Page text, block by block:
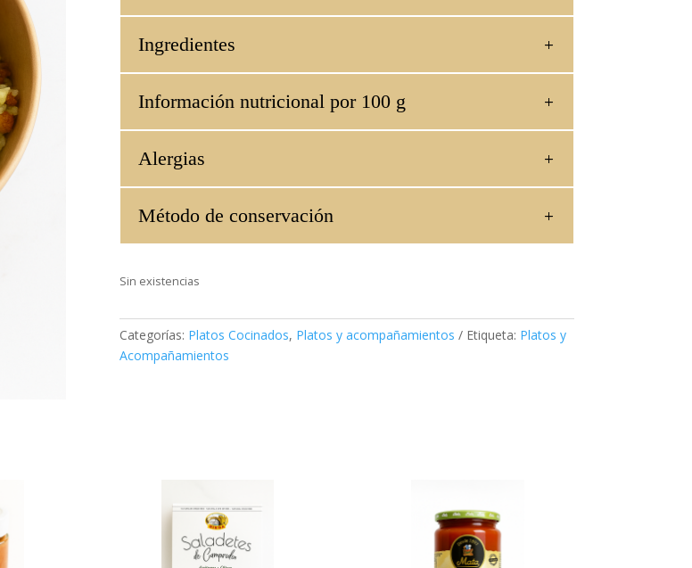
Ingredientes
Información nutricional por 100 g
Alergias
Método de conservación
Sin existencias
Categorías: Platos Cocinados, Platos y acompañamientos Etiqueta: Platos y
Acompañamientos